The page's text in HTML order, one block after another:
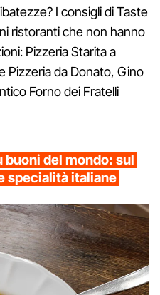
I consigli di Taste
ristoranti che non hanno
Pizzeria Starita a
Pizzeria da Donato, Gino
Forno dei Fratelli
buoni del mondo: sul
specialità italiane